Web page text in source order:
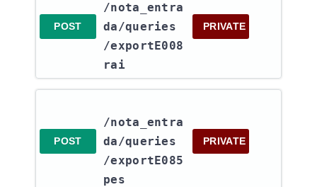
POST
/nota_entra
da​/queries​
/exportE008
rai
PRIVATE
POST
/nota_entra
da​/queries​
/exportE085
pes
PRIVATE